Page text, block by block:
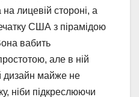
лицевій стороні, а
США з пірамідою
вабить
але в ній
дизайн майже не
ніби підкреслюючи